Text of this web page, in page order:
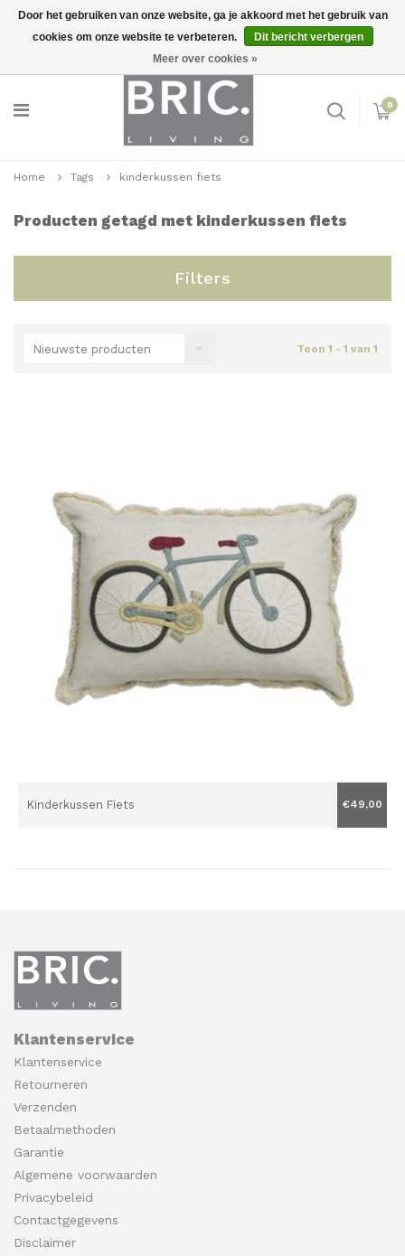
Inloggen
0
Home Tags kinderkussen fiets
Producten getagd met kinderkussen fiets
Filters
Nieuwste producten Toon 1 - 1 van 1
Kinderkussen Fiets €49,00
Klantenservice
Klantenservice
Retourneren
Verzenden
Betaalmethoden
Garantie
Algemene voorwaarden
Privacybeleid
Contactgegevens
Disclaimer
Door het gebruiken van onze website, ga je akkoord met het gebruik van
cookies om onze website te verbeteren.
Dit bericht verbergen
Meer over cookies »